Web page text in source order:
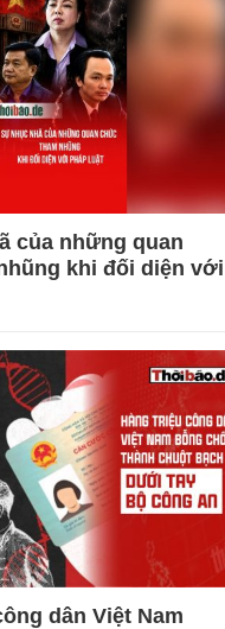
của những quan
khi đối diện với
dân Việt Nam